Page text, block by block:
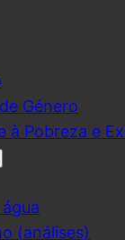
Género
Pobreza e
(análises)